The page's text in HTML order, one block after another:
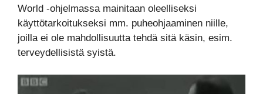
World -ohjelmassa mainitaan oleelliseksi
käyttötarkoitukseksi mm. puheohjaaminen niille,
joilla ei ole mahdollisuutta tehdä sitä käsin, esim.
terveydellisistä syistä.